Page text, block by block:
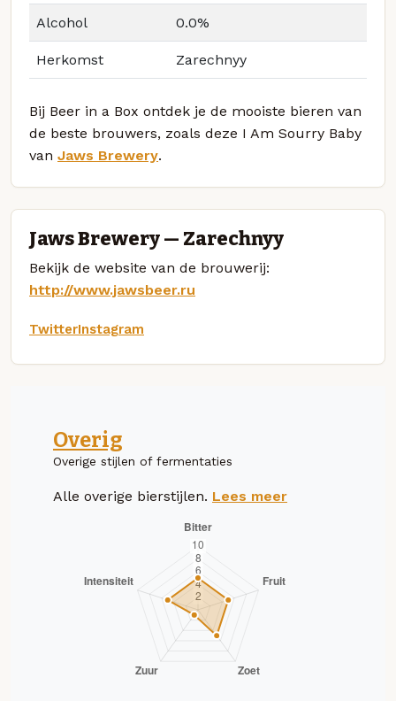
Alcohol 0.0%
Herkomst Zarechnyy
Bij Beer in a Box ontdek je de mooiste bieren van
de beste brouwers, zoals deze I Am Sourry Baby
van Jaws Brewery.
Jaws Brewery — Zarechnyy
Bekijk de website van de brouwerij:
http://www.jawsbeer.ru
TwitterInstagram
Overig
Overige stijlen of fermentaties
Alle overige bierstijlen. Lees meer